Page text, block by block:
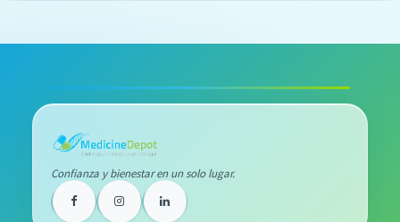
Confianza y bienestar en un solo lugar.